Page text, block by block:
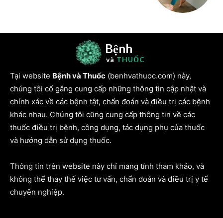
Bệnh
và THUỐC
Tại website Bệnh và Thuốc (benhvathuoc.com) này,
chúng tôi cố gắng cung cấp những thông tin cập nhật và
chính xác về các bệnh tật, chẩn đoán và điều trị các bệnh
khác nhau. Chúng tôi cũng cung cấp thông tin về các
thuốc điều trị bệnh, công dụng, tác dụng phụ của thuốc
và hướng dẫn sử dụng thuốc.
Thông tin trên website này chỉ mang tính tham khảo, và
không thể thay thế việc tư vấn, chẩn đoán và điều trị y tế
chuyên nghiệp.